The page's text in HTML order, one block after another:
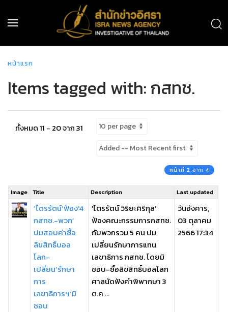
หน้าแรก
Items tagged with: กสทช.
ทั้งหมด 11 - 20 จาก 31
หน้าที่ 2 จาก 4
Image Title Description Last updated
‘ไตรรัตน์’ฟ้อง'4
กสทช.-พวก’
ปมสอบค่าซื้อ
ลิขสิทธิ์บอล
โลก-
เปลี่ยน‘รักษา
การ
เลขาธิการฯ’มิ
ชอบ
'ไตรรัตน์ วิริยะศิริกุล'
ฟ้องคณะกรรมการกสทช.
กับพวกรวม 5 คน ปม
เปลี่ยนรักษาการแทน
เลขาธิการ กสทช. โดยมิ
ชอบ-ซื้อลิขสิทธิ์บอลโลก
ศาลนัดฟังคำพิพากษา 3
ต.ค ...
วันอังคาร,
03 ตุลาคม
2566 17:34